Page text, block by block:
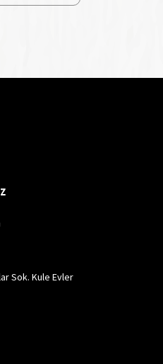
Sok. Kule Evler